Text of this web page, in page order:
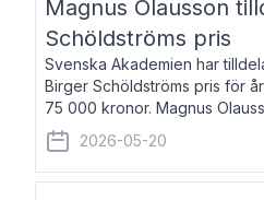
Magnus Olausson
Schöldströms pris
Svenska Akademien har
Birger Schöldströms pris för
75 000 kronor. Magnus
bosatt i Stockholm, är
hovman. Han disputerade
2026-05-20